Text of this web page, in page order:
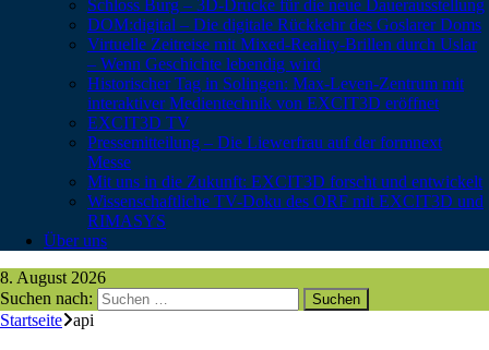
Schloss Burg – 3D-Drucke für die neue Dauerausstellung
DOM:digital – Die digitale Rückkehr des Goslarer Doms
Virtuelle Zeitreise mit Mixed-Reality-Brillen durch Uslar
– Wenn Geschichte lebendig wird
Historischer Tag in Solingen: Max-Leven-Zentrum mit
interaktiver Medientechnik von EXCIT3D eröffnet
EXCIT3D TV
Pressemitteilung – Die Liewerfrau auf der formnext
Messe
Mit uns in die Zukunft: EXCIT3D forscht und entwickelt
Wissenschaftliche TV-Doku des ORF mit EXCIT3D und
RIMASYS
Über uns
8. August 2026
Suchen nach:
Startseite api